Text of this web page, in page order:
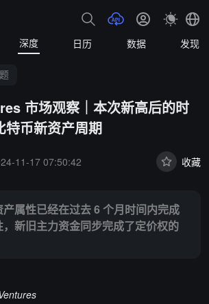
深度 日历 数据 发现
市场观察｜本次新高后的时
币新资产周期
11-17 07:50:42 收藏
属性已经在过去 6 个月时间内完成
，新旧主力资金同步完成了定价权的